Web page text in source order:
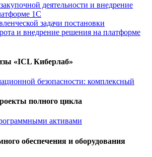
деятельности и внедрение
1С
задачи постановки
и внедрение решения на платформе
«ICL Киберлаб»
безопасности: комплексный
полного цикла
активами
обеспечения и оборудования